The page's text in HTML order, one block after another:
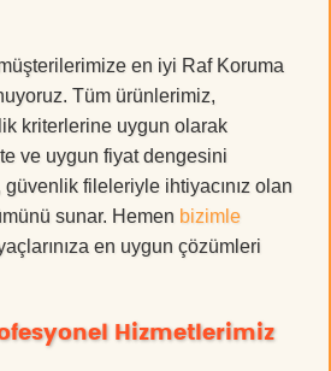
en iyi Raf Koruma
Tüm ürünlerimiz,
kriterlerine uygun olarak
ve uygun fiyat dengesini
güvenlik fileleriyle ihtiyacınız olan
sunar. Hemen bizimle
en uygun çözümleri
Hizmetlerimiz